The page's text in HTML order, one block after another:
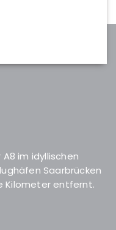
im idyllischen
Saarbrücken
Kilometer entfernt.